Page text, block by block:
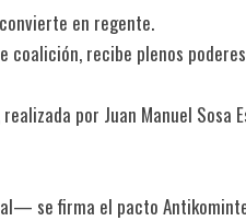
en regente.
coalición, recibe plenos
por Juan Manuel Sosa
se firma el pacto